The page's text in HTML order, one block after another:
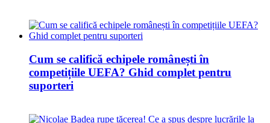
Cum se califică echipele românești în
competițiile UEFA? Ghid complet pentru
suporteri